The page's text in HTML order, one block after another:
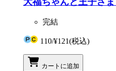
完結
110/¥121(税込)
カートに追加